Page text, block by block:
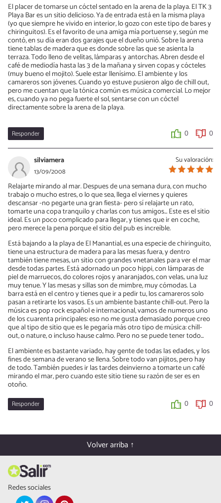
El placer de tomarse un cóctel sentado en la arena de la playa. El TK 3
Playa Bar es un sitio delicioso. Ya de entrada está en la misma playa
(yo que siempre he vivido en interior, lo gozo con este tipo de bares y
chiringuitos). Es el favorito de una amiga mía portuense y, según me
contó, en su día eran dos garajes que el dueño unió. Sobre la arena
tiene tablas de madera que es donde sobre las que se asienta la
terraza. Todo lleno de velitas, lámparas y antorchas. Abren desde el
café de mediodía hasta las 3 de la mañana y sirven copas y cócteles
(muy bueno el mojito). Suele estar llenísimo. El ambiente y los
camareros son jóvenes. Cuando yo estuve pusieron algo de chill out,
pero me cuentan que la tónica común es música comercial. Lo mejor
es, cuando ya no pega fuerte el sol, sentarse con un cóctel
directamente sobre la arena de la playa.
Responder 0 0
Su valoración:
silviamera
13/09/2008
Relajarte mirando al mar. Despues de una semana dura, con mucho
trabajo o mucho estres, o lo que sea, llega el viernes y quieres
descansar -no pegarte una gran fiesta- pero sí relajarte un rato,
tomarte una copa tranquilo y charlas con tus amigos... Este es el sitio
ideal. Es un poco complicado para llegar, y tienes que ir en coche,
pero merece la pena porque el sitio del pub es increíble.
Está bajando a la playa de El Manantial, es una especie de chiringuito,
tiene una estructura de madera para las mesas fuera, y dentro
también tiene mesas, un sitio con grandes vnetanales para ver el mar
desde todas partes. Está adornado un poco hippi, con lámparas de
piel de marruecos, do colores rojos y anaranjados, con velas; una luz
muy tenue. Y las mesas y sillas son de mimbre, muy cómodas. La
barra está en el centro y tienes que ir a pedir tu, los camareros solo
pasan a retirarte los vasos. Es un ambiente bastante chill-out. Pero la
música es pop rock español e internacional, vamos de numeros uno
de los cuarenta principales: eso no me gusta demasiado porque creo
que al tipo de sitio que es le pegaría más otro tipo de música: chill-
out, o nature, o incluso hause calmo. Pero no se puede tener todo...
El ambiente es bastante variado; hay gente de todas las edades, y los
fines de semana de verano se llena. Sobre todo van pijitos, pero hay
de todo. También puedes ir las tardes deinvierno a tomarte un café
mirando el mar, pero cuando este sitio tiene su razón de ser es en
otoño.
Responder 0 0
Volver arriba ↑
Redes sociales